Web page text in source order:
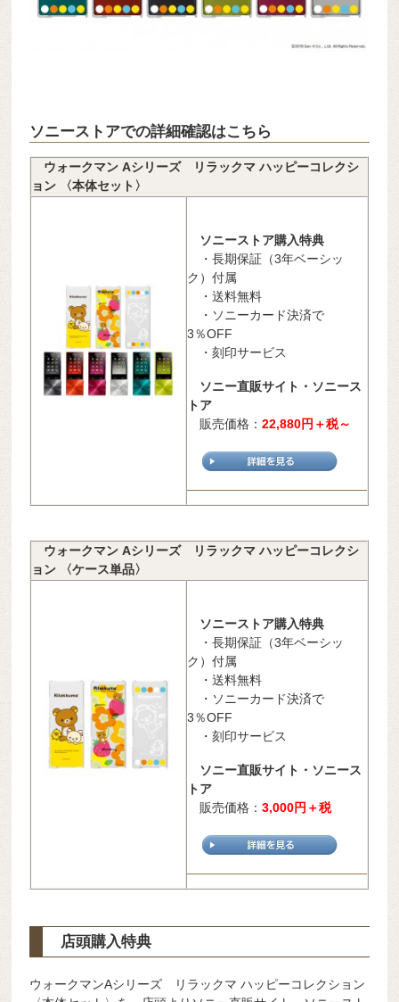
ソニーストアでの詳細確認はこちら
ウォークマン Aシリーズ リラックマ ハッピーコレクシ
ョン 〈本体セット〉
ソニーストア購入特典
・長期保証（3年ベーシッ
ク）付属
・送料無料
・ソニーカード決済で
3％OFF
・刻印サービス
ソニー直販サイト・ソニース
トア
販売価格：22,880円＋税～
ウォークマン Aシリーズ リラックマ ハッピーコレクシ
ョン 〈ケース単品〉
ソニーストア購入特典
・長期保証（3年ベーシッ
ク）付属
・送料無料
・ソニーカード決済で
3％OFF
・刻印サービス
ソニー直販サイト・ソニース
トア
販売価格：3,000円＋税
店頭購入特典
ウォークマンAシリーズ リラックマ ハッピーコレクション